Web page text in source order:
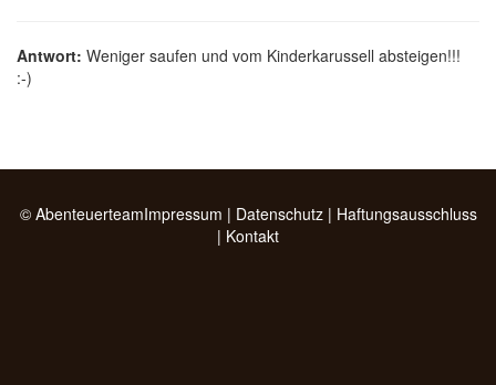
Antwort: Weniger saufen und vom Kinderkarussell absteigen!!!
:-)
© AbenteuerteamImpressum | Datenschutz| Haftungsausschluss
| Kontakt